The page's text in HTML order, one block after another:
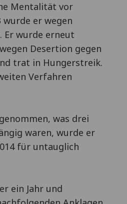
Mentalität vor
er wegen
Er wurde erneut
Desertion gegen
trat in Hungerstreik.
Verfahren
was drei
waren, wurde er
für untauglich
ein Jahr und